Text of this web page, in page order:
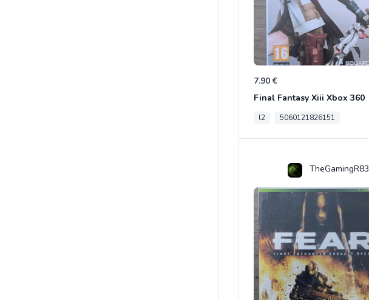
7.90 €
Final Fantasy Xiii Xbox 360
l2 5060121826151
TheGamingR83